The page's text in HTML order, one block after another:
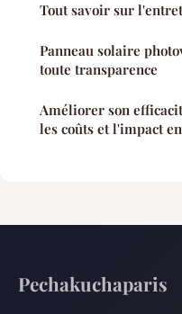
Tout savoir sur
Panneau solaire
toute transparence
Améliorer son
les coûts et l'impact
Pechakuchaparis